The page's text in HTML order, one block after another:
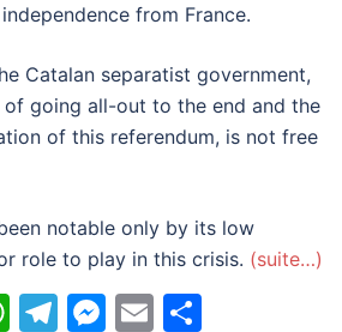
from France.
Catalan separatist government,
going all-out to the end and the
of this referendum, is not free
notable only by its low
role to play in this crisis. (suite…)
WhatsApp
Telegram
Messenger
Email